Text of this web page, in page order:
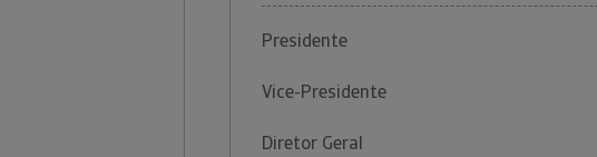
Presidente
Vice-Presidente
Diretor Geral